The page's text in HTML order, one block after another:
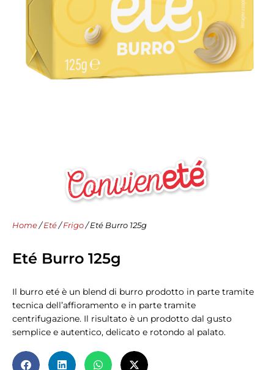
Home /Eté /Frigo / Eté Burro 125g
Eté Burro 125g
Il burro eté è un blend di burro prodotto in parte tramite
tecnica dell’affioramento e in parte tramite
centrifugazione. Il risultato è un prodotto dal gusto
semplice e autentico, delicato e rotondo al palato.